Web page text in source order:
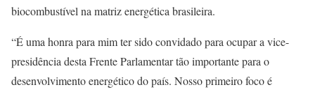
biocombustível na matriz energética brasileira.
“É uma honra para mim ter sido convidado para ocupar a vice-
presidência desta Frente Parlamentar tão importante para o
desenvolvimento energético do país. Nosso primeiro foco é